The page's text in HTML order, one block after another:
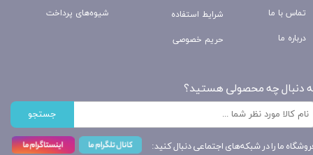
شیوه‌های پرداخت شرایط استفاده
حریم خصوصی
تماس با ما
درباره ما
دنبال چه محصولی هستید؟
جستجو
ما را در شبکه‌های اجتماعی دنبال کنید: